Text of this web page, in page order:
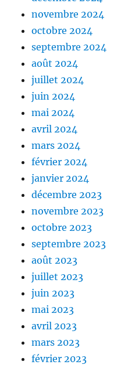
novembre 2024
octobre 2024
septembre 2024
août 2024
juillet 2024
juin 2024
mai 2024
avril 2024
mars 2024
février 2024
janvier 2024
décembre 2023
novembre 2023
octobre 2023
septembre 2023
août 2023
juillet 2023
juin 2023
mai 2023
avril 2023
mars 2023
février 2023